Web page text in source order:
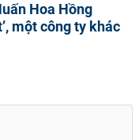
Hoa Hồng
một công ty khác